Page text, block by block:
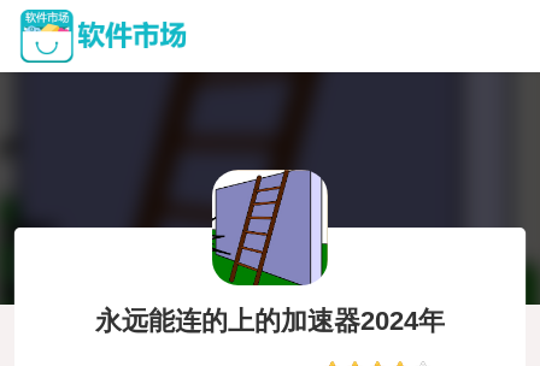
永远能连的上的加速器2024年